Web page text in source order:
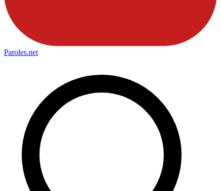
Paroles.net